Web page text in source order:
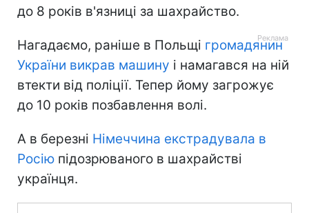
до 8 років в'язниці за шахрайство.
Нагадаємо, раніше в Польщі громадянин
України викрав машину і намагався на ній
втекти від поліції. Тепер йому загрожує
до 10 років позбавлення волі.
А в березні Німеччина екстрадувала в
Росію підозрюваного в шахрайстві
українця.